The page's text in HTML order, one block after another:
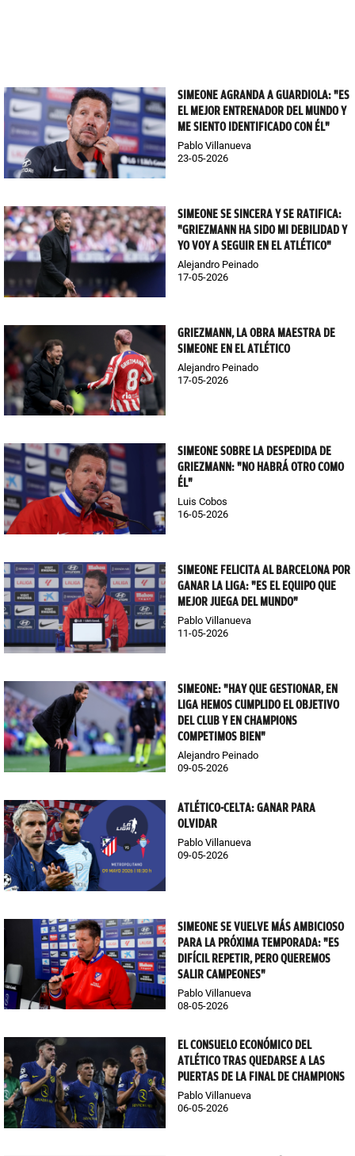
SIMEONE AGRANDA A GUARDIOLA: "ES
EL MEJOR ENTRENADOR DEL MUNDO Y
ME SIENTO IDENTIFICADO CON ÉL"
Pablo Villanueva
23-05-2026
SIMEONE SE SINCERA Y SE RATIFICA:
"GRIEZMANN HA SIDO MI DEBILIDAD Y
YO VOY A SEGUIR EN EL ATLÉTICO"
Alejandro Peinado
17-05-2026
GRIEZMANN, LA OBRA MAESTRA DE
SIMEONE EN EL ATLÉTICO
Alejandro Peinado
17-05-2026
SIMEONE SOBRE LA DESPEDIDA DE
GRIEZMANN: "NO HABRÁ OTRO COMO
ÉL"
Luis Cobos
16-05-2026
SIMEONE FELICITA AL BARCELONA POR
GANAR LA LIGA: "ES EL EQUIPO QUE
MEJOR JUEGA DEL MUNDO"
Pablo Villanueva
11-05-2026
SIMEONE: "HAY QUE GESTIONAR, EN
LIGA HEMOS CUMPLIDO EL OBJETIVO
DEL CLUB Y EN CHAMPIONS
COMPETIMOS BIEN"
Alejandro Peinado
09-05-2026
ATLÉTICO-CELTA: GANAR PARA
OLVIDAR
Pablo Villanueva
09-05-2026
SIMEONE SE VUELVE MÁS AMBICIOSO
PARA LA PRÓXIMA TEMPORADA: "ES
DIFÍCIL REPETIR, PERO QUEREMOS
SALIR CAMPEONES"
Pablo Villanueva
08-05-2026
EL CONSUELO ECONÓMICO DEL
ATLÉTICO TRAS QUEDARSE A LAS
PUERTAS DE LA FINAL DE CHAMPIONS
Pablo Villanueva
06-05-2026